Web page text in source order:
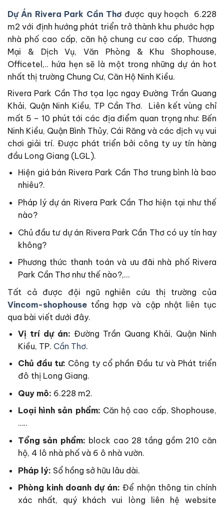
Dự Án Rivera Park Cần Thơ được quy hoạch 6.228
m2 với định hướng phát triển trở thành khu phước hợp
nhà phố cao cấp, căn hộ chung cư cao cấp, Thương
Mại & Dịch Vụ, Văn Phòng & Khu Shophouse,
Officetel,.. hứa hẹn sẽ là một trong những dự án hot
nhất thị trường Chung Cư, Căn Hộ Ninh Kiều.
Rivera Park Cần Thơ tọa lạc ngay Đường Trần Quang
Khải, Quận Ninh Kiều, TP Cần Thơ. Liên kết vùng chỉ
mất 5 – 10 phút tới các địa điểm quan trọng như: Bến
Ninh Kiều, Quận Bình Thủy, Cái Răng và các dịch vụ vui
chơi giải trí. Được phát triển bởi công ty uy tín hàng
đầu Long Giang (LGL).
Hiện giá bán Rivera Park Cần Thơ trung bình là bao
nhiêu?.
Pháp lý dự án Rivera Park Cần Thơ hiện tại như thế
nào?
Chủ đầu tư dự án Rivera Park Cần Thơ có uy tín hay
không?
Phương thức thanh toán và ưu đãi nhà phố Rivera
Park Cần Thơ như thế nào?,…
Tất cả được đội ngũ nghiên cứu thị trường của
Vincom-shophouse tổng hợp và cập nhật liên tục
qua bài viết dưới đây.
Vị trí dự án: Đường Trần Quang Khải, Quận Ninh
Kiều, TP. Cần Thơ.
Chủ đầu tư: Công ty cổ phần Đầu tư và Phát triển
đô thị Long Giang.
Quy mô: 6.228 m2.
Loại hình sản phẩm: Căn hộ cao cấp, Shophouse,
…..
Tổng sản phẩm: block cao 28 tầng gồm 210 căn
hộ, 4 lô nhà phố và 6 ô nhà vườn.
Pháp lý: Sổ hồng sở hữu lâu dài.
Phòng kinh doanh dự án: Để nhận thông tin chính
xác nhất, quý khách vui lòng liên hệ website